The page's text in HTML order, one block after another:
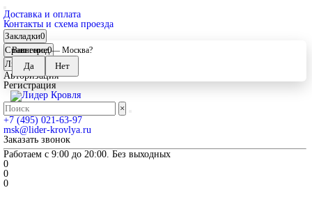
Доставка и оплата
Контакты и схема проезда
Закладки0
Сравнение0
Личный кабинет
Авторизация
Регистрация
×
+7 (495) 021-63-97
msk@lider-krovlya.ru
Заказать звонок
Работаем с 9:00 до 20:00. Без выходных
0
0
0
Ваш город — Москва?